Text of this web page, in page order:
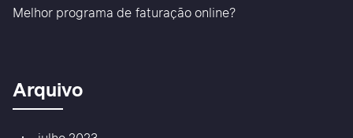
Melhor programa de faturação online?
Arquivo